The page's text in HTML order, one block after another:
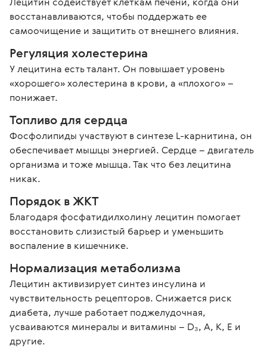
восстанавливаются, чтобы поддержать ее
самоочищение и защитить от внешнего влияния.
Регуляция холестерина
У лецитина есть талант. Он повышает уровень
«хорошего» холестерина в крови, а «плохого» –
понижает.
Топливо для сердца
Фосфолипиды участвуют в синтезе L-карнитина, он
обеспечивает мышцы энергией. Сердце – двигатель
организма и тоже мышца. Так что без лецитина
никак.
Порядок в ЖКТ
Благодаря фосфатидилхолину лецитин помогает
восстановить слизистый барьер и уменьшить
воспаление в кишечнике.
Нормализация метаболизма
Лецитин активизирует синтез инсулина и
чувствительность рецепторов. Снижается риск
диабета, лучше работает поджелудочная,
усваиваются минералы и витамины – D₃, A, K, E и
другие.